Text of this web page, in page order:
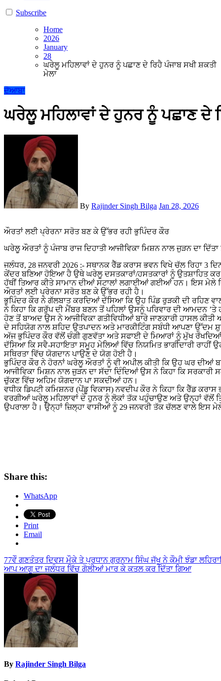
Subscribe
Home
2026
January
28
ਘਰੇਲੂ ਮਹਿਲਾਵਾਂ ਦੇ ਹੁਨਰ ਨੂੰ ਪਛਾਣ ਦੇ ਰਿਹੈ ਪੰਜਾਬ ਸਖੀ ਸ਼ਕਤੀ
ਮੇਲਾ
ਦੋਆਬਾ
ਘਰੇਲੂ ਮਹਿਲਾਵਾਂ ਦੇ ਹੁਨਰ ਨੂੰ ਪਛਾਣ ਦੇ
By Rajinder Singh Bilga Jan 28, 2026
ਔਰਤਾਂ ਲਈ ਪ੍ਰੇਰਨਾ ਸਰੋਤ ਬਣ ਕੇ ਉੱਭਰ ਰਹੀ ਭੁਪਿੰਦਰ ਕੌਰ
ਘਰੇਲੂ ਔਰਤਾਂ ਨੂੰ ਪੰਜਾਬ ਰਾਜ ਦਿਹਾਤੀ ਆਜੀਵਿਕਾ ਮਿਸ਼ਨ ਨਾਲ ਜੁੜਨ ਦਾ ਦਿੱਤਾ
ਜਲੰਧਰ, 28 ਜਨਵਰੀ 2026 :- ਸਥਾਨਕ ਰੈੱਡ ਕਰਾਸ ਭਵਨ ਵਿਖੇ ਚੱਲ ਰਿਹਾ 3
ਕੇਂਦਰ ਬਣਿਆ ਹੋਇਆ ਹੈ ਉਥੇ ਘਰੇਲੂ ਦਸਤਕਾਰਾਂ/ਹਸਤਕਾਰਾਂ ਨੂੰ ਉਤਸ਼ਾਹਿਤ ਕਰ
ਹੱਥੀਂ ਤਿਆਰ ਕੀਤੇ ਸਾਮਾਨ ਦੀਆਂ ਸਟਾਲਾਂ ਲਗਾਈਆਂ ਗਈਆਂ ਹਨ। ਇਸ ਮੇਲੇ
ਔਰਤਾਂ ਲਈ ਪ੍ਰੇਰਨਾ ਸਰੋਤ ਬਣ ਕੇ ਉੱਭਰ ਰਹੀ ਹੈ।
ਭੁਪਿੰਦਰ ਕੌਰ ਨੇ ਗੱਲਬਾਤ ਕਰਦਿਆਂ ਦੱਸਿਆ ਕਿ ਉਹ ਪਿੰਡ ਰੁੜਕੀ ਦੀ ਰਹਿਣ
ਨੇ ਕਿਹਾ ਕਿ ਗਰੁੱਪ ਦੀ ਮੈਂਬਰ ਬਣਨ ਤੋਂ ਪਹਿਲਾਂ ਉਸਨੂੰ ਪਰਿਵਾਰ ਦੀ ਆਮਦਨ
ਹੋਣ ਤੋਂ ਬਾਅਦ ਉਸ ਨੇ ਆਜੀਵਿਕਾ ਗਤੀਵਿਧੀਆਂ ਬਾਰੇ ਜਾਣਕਾਰੀ ਹਾਸਲ
ਦੇ ਸਹਿਯੋਗ ਨਾਲ ਸ਼ਹਿਦ ਉਤਪਾਦਨ ਅਤੇ ਮਾਰਕੀਟਿੰਗ ਸਬੰਧੀ ਆਪਣਾ ਉੱਦਮ
ਅੱਜ ਭੁਪਿੰਦਰ ਕੌਰ ਵੱਲੋਂ ਚੰਗੀ ਗੁਣਵੱਤਾ ਅਤੇ ਸਫਾਈ ਦੇ ਮਿਆਰਾਂ ਨੂੰ ਮੁੱਖ ਰੱਖਦਿਆਂ
ਦੱਸਿਆ ਕਿ ਸਵੈ-ਸਹਾਇਤਾ ਸਮੂਹ ਮੇਲਿਆਂ ਵਿੱਚ ਨਿਯਮਿਤ ਭਾਗੀਦਾਰੀ
ਸਥਿਰਤਾ ਵਿੱਚ ਯੋਗਦਾਨ ਪਾਉਣ ਦੇ ਯੋਗ ਹੋਈ ਹੈ।
ਭੁਪਿੰਦਰ ਕੌਰ ਨੇ ਹੋਰਨਾਂ ਘਰੇਲੂ ਔਰਤਾਂ ਨੂੰ ਵੀ ਅਪੀਲ ਕੀਤੀ ਕਿ ਉਹ ਘਰ ਦੀਆਂ
ਆਜੀਵਿਕਾ ਮਿਸ਼ਨ ਨਾਲ ਜੁੜਨ ਦਾ ਸੱਦਾ ਦਿੰਦਿਆਂ ਉਸ ਨੇ ਕਿਹਾ ਕਿ ਸਰਕਾਰੀ
ਚੁੱਕਣ ਵਿੱਚ ਅਹਿਮ ਯੋਗਦਾਨ ਪਾ ਸਕਦੀਆਂ ਹਨ।
ਵਧੀਕ ਡਿਪਟੀ ਕਮਿਸ਼ਨਰ (ਪੇਂਡੂ ਵਿਕਾਸ) ਨਵਦੀਪ ਕੌਰ ਨੇ ਕਿਹਾ ਕਿ ਰੈੱਡ
ਵਰਗੀਆਂ ਘਰੇਲੂ ਮਹਿਲਾਵਾਂ ਦੇ ਹੁਨਰ ਨੂੰ ਲੋਕਾਂ ਤੱਕ ਪਹੁੰਚਾਉਣ ਅਤੇ ਉਨ੍ਹਾਂ ਵੱਲੋਂ
ਉਪਰਾਲਾ ਹੈ। ਉਨ੍ਹਾਂ ਜ਼ਿਲ੍ਹਾ ਵਾਸੀਆਂ ਨੂੰ 29 ਜਨਵਰੀ ਤੱਕ ਚੱਲਣ ਵਾਲੇ ਇਸ
Share this:
WhatsApp
Print
Email
Post
navigation
77ਵੇੰ ਗਣਤੰਤਰ ਦਿਵਸ ਮੌਕੇ ਤੇ ਪ੍ਰਧਾਨ ਗੁਰਨਾਮ ਸਿੰਘ ਜੱਖੂ ਨੇ ਕੌਮੀ ਝੰਡਾ
ਆਪ ਆਗੂ ਦਾ ਜਲੰਧਰ ਵਿੱਚ ਗੋਲੀਆਂ ਮਾਰ ਕੇ ਕਤਲ ਕਰ ਦਿੱਤਾ ਗਿਆ
By Rajinder Singh Bilga